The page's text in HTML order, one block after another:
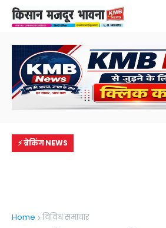
⚡ ब्रेकिंग NEWS
Home विविध समाचार